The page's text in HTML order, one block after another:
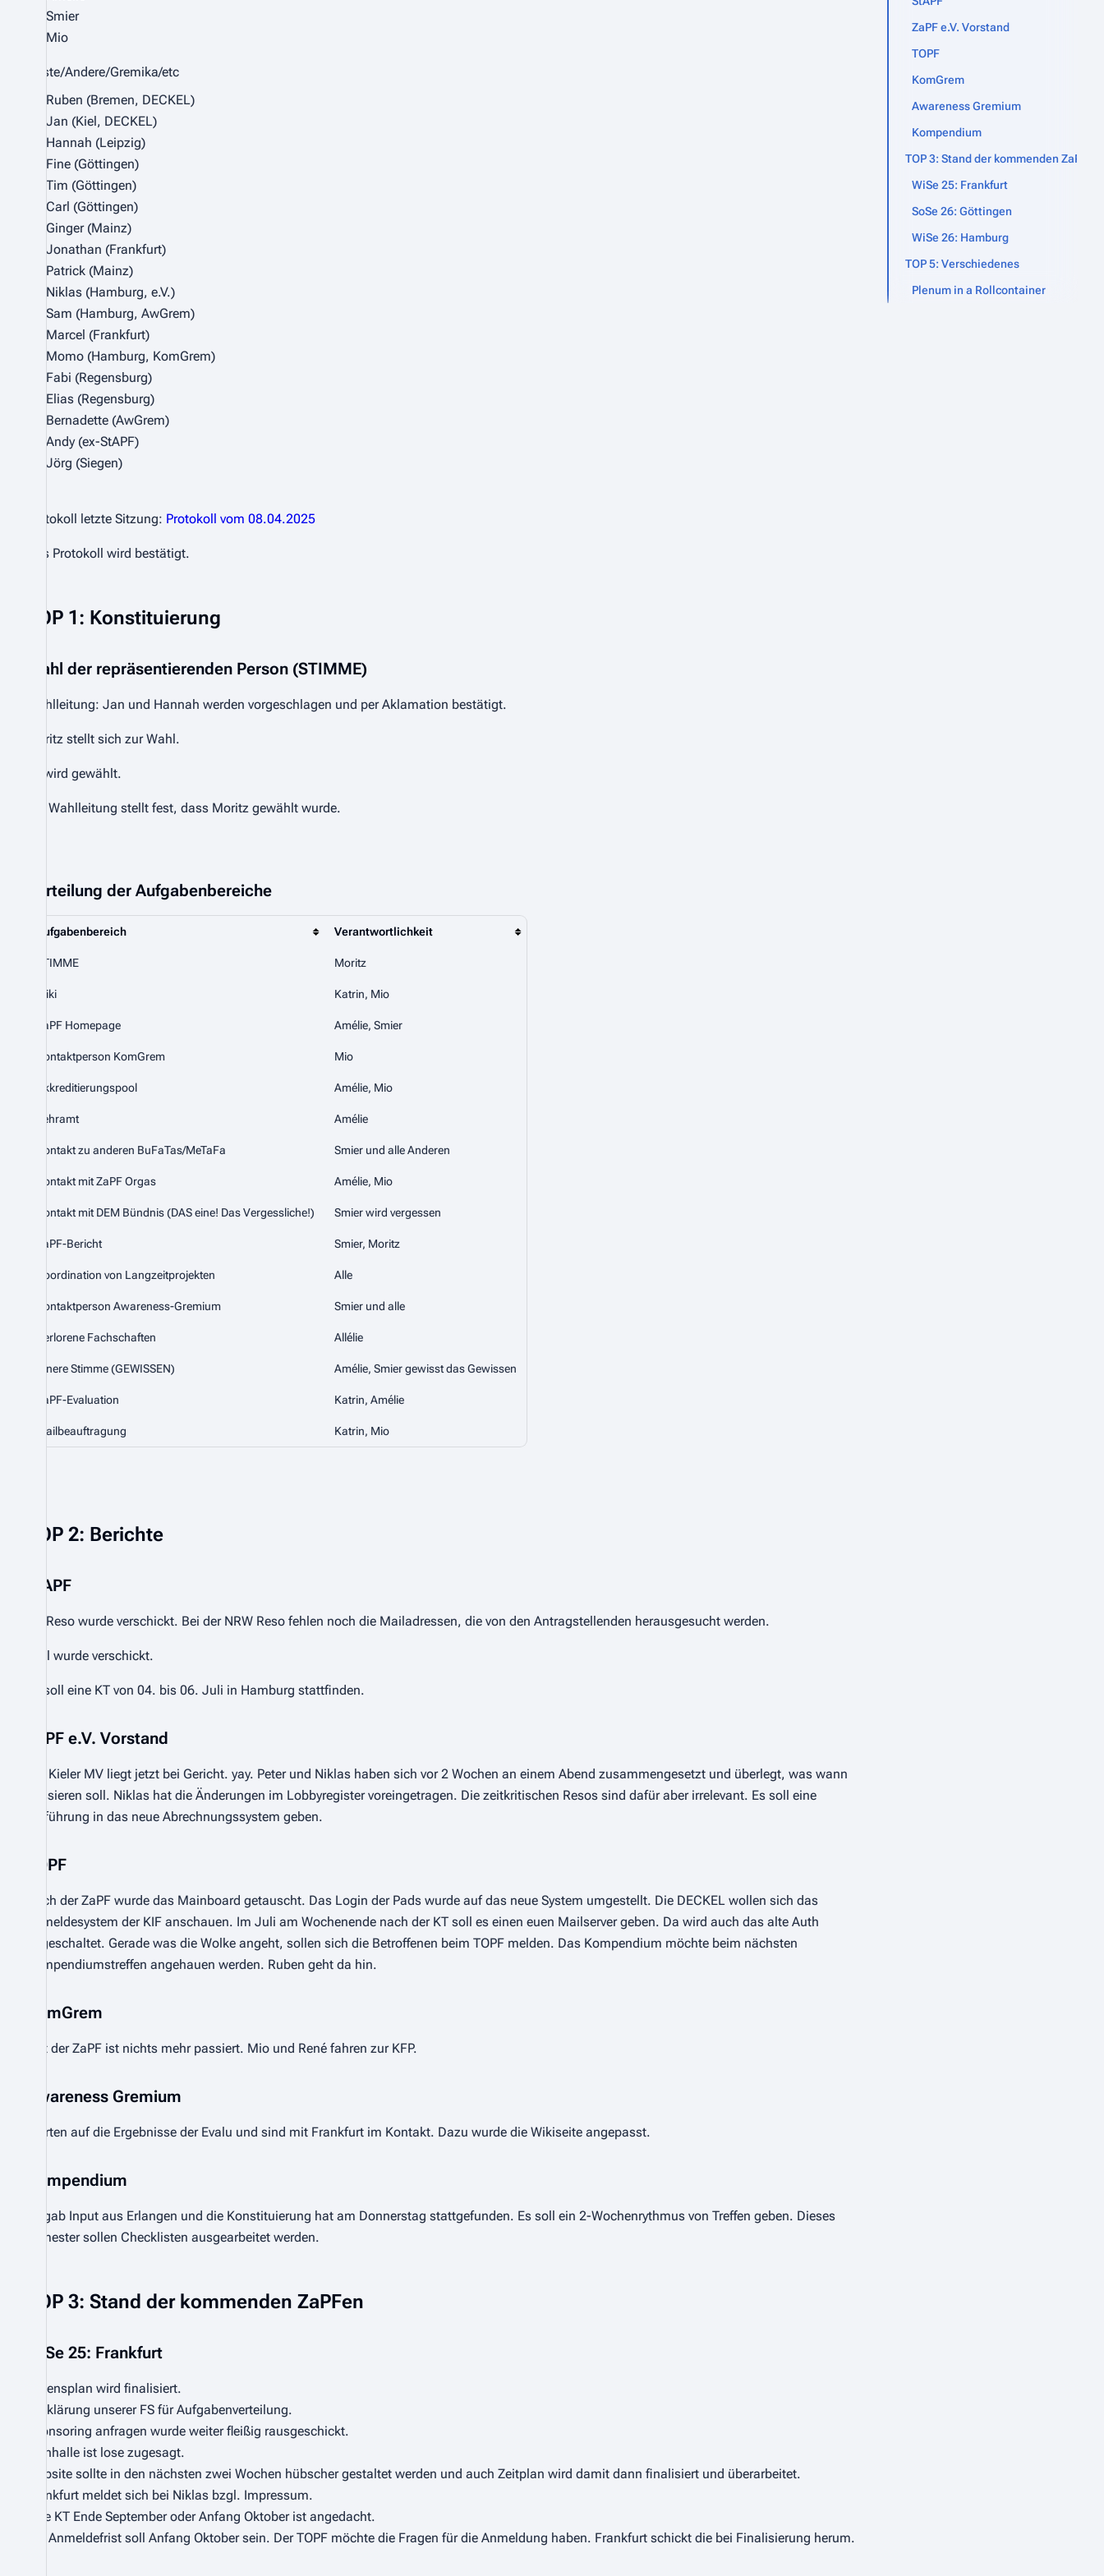
Smier
Mio
Gäste/Andere/Gremika/etc
Ruben (Bremen, DECKEL)
Jan (Kiel, DECKEL)
Hannah (Leipzig)
Fine (Göttingen)
Tim (Göttingen)
Carl (Göttingen)
Ginger (Mainz)
Jonathan (Frankfurt)
Patrick (Mainz)
Niklas (Hamburg, e.V.)
Sam (Hamburg, AwGrem)
Marcel (Frankfurt)
Momo (Hamburg, KomGrem)
Fabi (Regensburg)
Elias (Regensburg)
Bernadette (AwGrem)
Andy (ex-StAPF)
Jörg (Siegen)
Protokoll letzte Sitzung: Protokoll vom 08.04.2025
Das Protokoll wird bestätigt.
TOP 1: Konstituierung
Wahl der repräsentierenden Person (STIMME)
Wahlleitung: Jan und Hannah werden vorgeschlagen und per Aklamation bestätigt.
Moritz stellt sich zur Wahl.
Es wird gewählt.
Die Wahlleitung stellt fest, dass Moritz gewählt wurde.
Verteilung der Aufgabenbereiche
Aufgabenbereich Verantwortlichkeit
STIMME Moritz
Wiki Katrin, Mio
ZaPF Homepage Amélie, Smier
Kontaktperson KomGrem Mio
Akkreditierungspool Amélie, Mio
Lehramt Amélie
Kontakt zu anderen BuFaTas/MeTaFa Smier und alle Anderen
Kontakt mit ZaPF Orgas Amélie, Mio
Kontakt mit DEM Bündnis (DAS eine! Das Vergessliche!) Smier wird vergessen
ZaPF-Bericht Smier, Moritz
Koordination von Langzeitprojekten Alle
Kontaktperson Awareness-Gremium Smier und alle
Verlorene Fachschaften Allélie
Innere Stimme (GEWISSEN) Amélie, Smier gewisst das Gewissen
ZaPF-Evaluation Katrin, Amélie
Mailbeauftragung Katrin, Mio
TOP 2: Berichte
StAPF
SH Reso wurde verschickt. Bei der NRW Reso fehlen noch die Mailadressen, die von den Antragstellenden herausgesucht werden.
Eval wurde verschickt.
Es soll eine KT von 04. bis 06. Juli in Hamburg stattfinden.
ZaPF e.V. Vorstand
Die Kieler MV liegt jetzt bei Gericht. yay. Peter und Niklas haben sich vor 2 Wochen an einem Abend zusammengesetzt und überlegt, was wann
passieren soll. Niklas hat die Änderungen im Lobbyregister voreingetragen. Die zeitkritischen Resos sind dafür aber irrelevant. Es soll eine
Einführung in das neue Abrechnungssystem geben.
TOPF
Nach der ZaPF wurde das Mainboard getauscht. Das Login der Pads wurde auf das neue System umgestellt. Die DECKEL wollen sich das
Anmeldesystem der KIF anschauen. Im Juli am Wochenende nach der KT soll es einen euen Mailserver geben. Da wird auch das alte Auth
abgeschaltet. Gerade was die Wolke angeht, sollen sich die Betroffenen beim TOPF melden. Das Kompendium möchte beim nächsten
Kompendiumstreffen angehauen werden. Ruben geht da hin.
KomGrem
Seit der ZaPF ist nichts mehr passiert. Mio und René fahren zur KFP.
Awareness Gremium
Warten auf die Ergebnisse der Evalu und sind mit Frankfurt im Kontakt. Dazu wurde die Wikiseite angepasst.
Kompendium
Es gab Input aus Erlangen und die Konstituierung hat am Donnerstag stattgefunden. Es soll ein 2-Wochenrythmus von Treffen geben. Dieses
Semester sollen Checklisten ausgearbeitet werden.
TOP 3: Stand der kommenden ZaPFen
WiSe 25: Frankfurt
Essensplan wird finalisiert.
Aufklärung unserer FS für Aufgabenverteilung.
Sponsoring anfragen wurde weiter fleißig rausgeschickt.
Turnhalle ist lose zugesagt.
Website sollte in den nächsten zwei Wochen hübscher gestaltet werden und auch Zeitplan wird damit dann finalisiert und überarbeitet.
Frankfurt meldet sich bei Niklas bzgl. Impressum.
Eine KT Ende September oder Anfang Oktober ist angedacht.
Die Anmeldefrist soll Anfang Oktober sein. Der TOPF möchte die Fragen für die Anmeldung haben. Frankfurt schickt die bei Finalisierung herum.
ZaPF e.V. Vorstand
TOPF
KomGrem
Awareness Gremium
Kompendium
TOP 3: Stand der kommenden ZaPFen
WiSe 25: Frankfurt
SoSe 26: Göttingen
WiSe 26: Hamburg
TOP 5: Verschiedenes
Plenum in a Rollcontainer